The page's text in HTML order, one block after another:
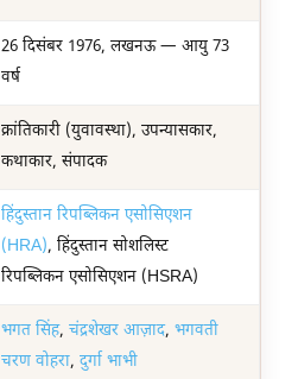
26 दिसंबर 1976, लखनऊ — आयु 73
वर्ष
क्रांतिकारी (युवावस्था), उपन्यासकार,
कथाकार, संपादक
हिंदुस्तान रिपब्लिकन एसोसिएशन
(HRA), हिंदुस्तान सोशलिस्ट
रिपब्लिकन एसोसिएशन (HSRA)
भगत सिंह, चंद्रशेखर आज़ाद, भगवती
चरण वोहरा, दुर्गा भाभी